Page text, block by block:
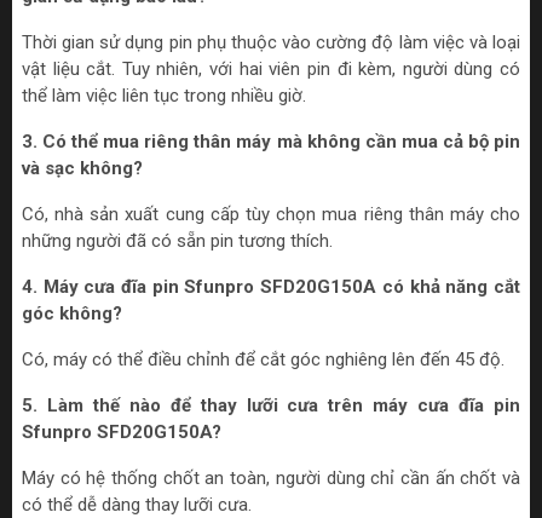
Thời gian sử dụng pin phụ thuộc vào cường độ làm việc và loại
vật liệu cắt. Tuy nhiên, với hai viên pin đi kèm, người dùng có
thể làm việc liên tục trong nhiều giờ.
3. Có thể mua riêng thân máy mà không cần mua cả bộ pin
và sạc không?
Có, nhà sản xuất cung cấp tùy chọn mua riêng thân máy cho
những người đã có sẵn pin tương thích.
4. Máy cưa đĩa pin Sfunpro SFD20G150A có khả năng cắt
góc không?
Có, máy có thể điều chỉnh để cắt góc nghiêng lên đến 45 độ.
5. Làm thế nào để thay lưỡi cưa trên máy cưa đĩa pin
Sfunpro SFD20G150A?
Máy có hệ thống chốt an toàn, người dùng chỉ cần ấn chốt và
có thể dễ dàng thay lưỡi cưa.